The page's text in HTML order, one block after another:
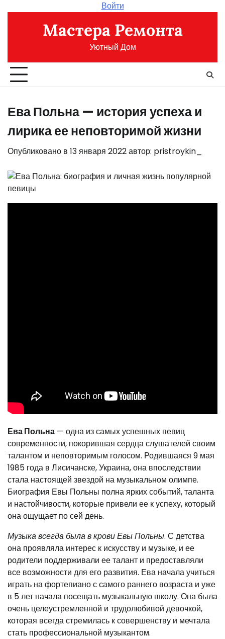
содержимому
Войти
Мастера Ремонта
Уютный Дом
Ева Польна — история успеха и
лирика ее неповторимой жизни
Опубликовано в 13 января 2022автор: pristroykin_
Ева Польна — одна из самых успешных певиц
современности, покорившая сердца слушателей своим
талантом и неповторимым голосом. Родившаяся 9 мая
1985 года в Лисичанске, Украина, она впоследствии
стала настоящей звездой на музыкальном олимпе.
Биография Евы Польны полна ярких событий, таланта
и настойчивости, которые привели ее к успеху, который
она ощущает по сей день.
Музыка всегда была в крови Евы Польны. С детства
она проявляла интерес к искусству и музыке, и ее
родители поддерживали ее талант и предоставляли
все возможности для его развития. Ева начала учиться
играть на фортепиано с самого раннего возраста и уже
в 5 лет начала посещать музыкальную школу. Она была
очень целеустремленной и трудолюбивой девочкой,
которая всегда стремилась к совершенству и мечтала
стать профессиональной музыкантом.